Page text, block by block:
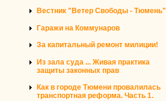
Вестник "Ветер Свободы - Тюмень"
Гаражи на Коммунаров
За капитальный ремонт милиции!
Из зала суда ... Живая практика
защиты законных прав
Как в городе Тюмени провалилась
транспортная реформа. Часть 1.